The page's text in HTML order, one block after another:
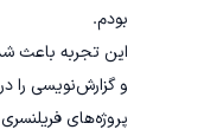
پروژه‌های